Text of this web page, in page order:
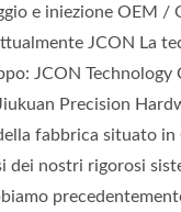
e iniezione OEM /
JCON La
JCON Technology
Precision
fabbrica situato in
dei nostri rigorosi